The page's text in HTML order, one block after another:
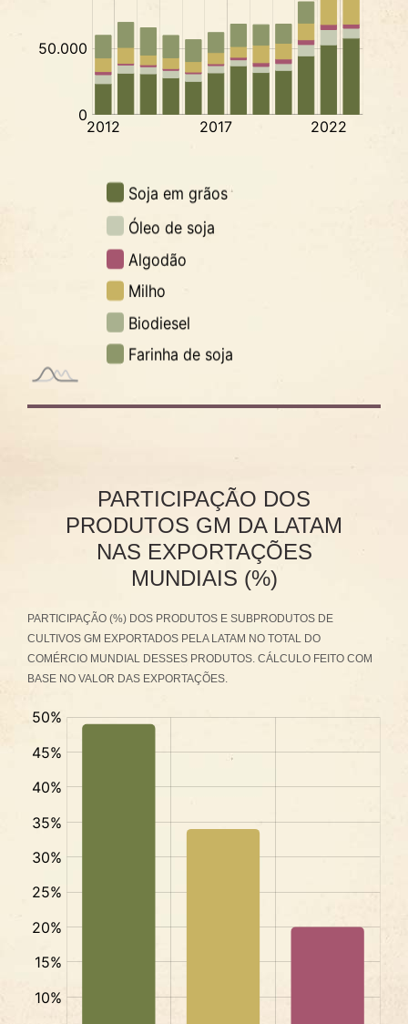
PARTICIPAÇÃO DOS
PRODUTOS GM DA LATAM
NAS EXPORTAÇÕES
MUNDIAIS (%)
PARTICIPAÇÃO (%) DOS PRODUTOS E SUBPRODUTOS DE
CULTIVOS GM EXPORTADOS PELA LATAM NO TOTAL DO
COMÉRCIO MUNDIAL DESSES PRODUTOS. CÁLCULO FEITO COM
BASE NO VALOR DAS EXPORTAÇÕES.
%